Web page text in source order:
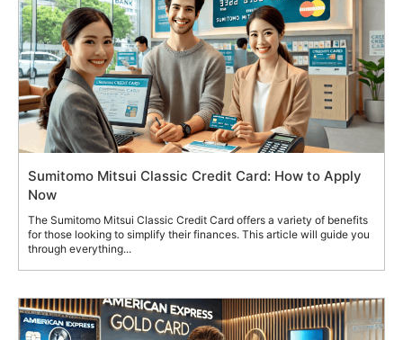
Sumitomo Mitsui Classic Credit Card: How to Apply
Now
The Sumitomo Mitsui Classic Credit Card offers a variety of benefits
for those looking to simplify their finances. This article will guide you
through everything...